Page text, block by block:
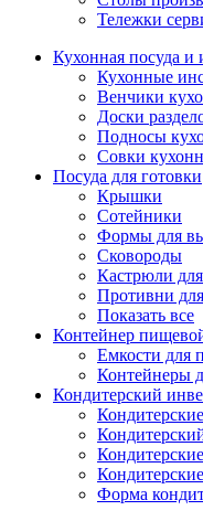
Тележки
Кухонная посуда и
Кухонные
Венчики
Доски
Подносы
Совки
Посуда для готовки
Крышки
Сотейники
Формы для
Сковороды
Кастрюли
Противни
Показать все
Контейнер
Емкости для
Контейнеры
Кондитерский
Форма